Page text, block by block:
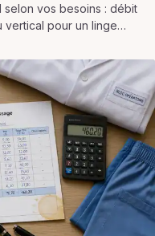
vos besoins : débit
vertical pour un linge